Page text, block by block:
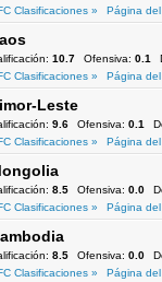
Clasificaciones »
Página
10.7 Ofensiva: 0.1
Clasificaciones »
Página
Leste
9.6 Ofensiva: 0.1
Clasificaciones »
Página
8.5 Ofensiva: 0.0
Clasificaciones »
Página
8.5 Ofensiva: 0.0
Clasificaciones »
Página